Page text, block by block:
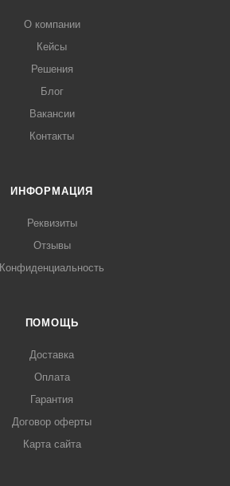
О компании
Кейсы
Решения
Блог
Вакансии
Контакты
ИНФОРМАЦИЯ
Реквизиты
Отзывы
Конфиденциальность
ПОМОЩЬ
Доставка
Оплата
Гарантия
Договор оферты
Карта сайта